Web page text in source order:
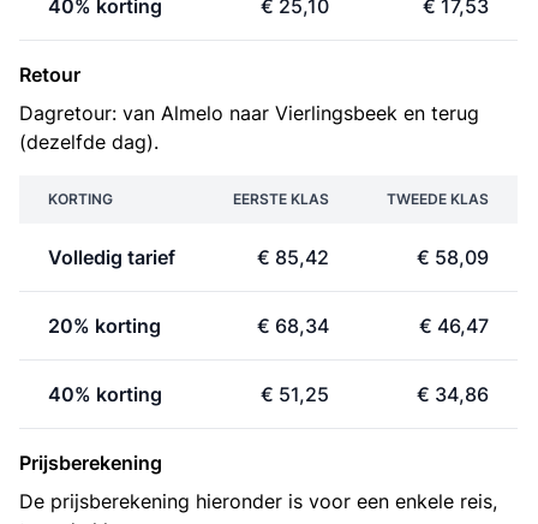
40% korting € 25,10 € 17,53
Retour
Dagretour: van Almelo naar Vierlingsbeek en terug
(dezelfde dag).
KORTING EERSTE KLAS TWEEDE KLAS
Volledig tarief € 85,42 € 58,09
20% korting € 68,34 € 46,47
40% korting € 51,25 € 34,86
Prijsberekening
De prijsberekening hieronder is voor een enkele reis,